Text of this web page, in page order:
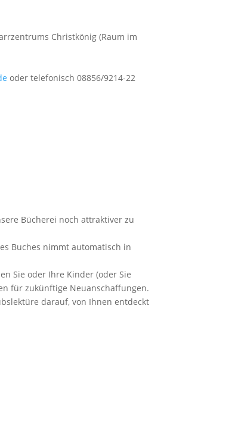
Christkönig (Raum im
oder telefonisch 08856/9214-22
Bücherei noch attraktiver zu
Buches nimmt automatisch in
Sie oder Ihre Kinder (oder Sie
für zukünftige Neuanschaffungen.
darauf, von Ihnen entdeckt